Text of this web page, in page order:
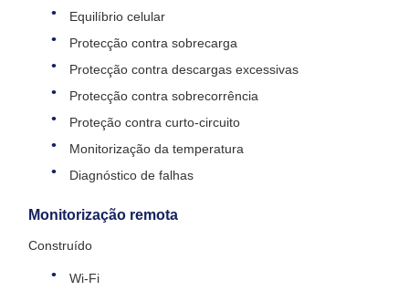
Equilíbrio celular
Protecção contra sobrecarga
Protecção contra descargas excessivas
Protecção contra sobrecorrência
Proteção contra curto-circuito
Monitorização da temperatura
Diagnóstico de falhas
Monitorização remota
Construído
Wi-Fi